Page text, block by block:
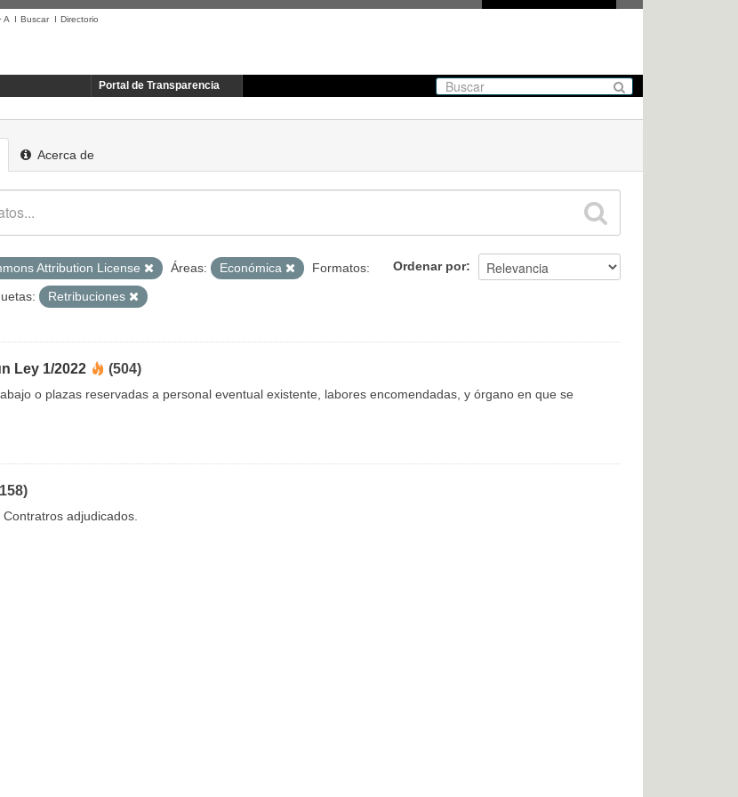
·A I BuscarI Directorio
Portal de Transparencia
Acerca de
Ordenar por
Attribution License Áreas: Económica
Formatos:
Retribuciones
Ley 1/2022 (504)
o plazas reservadas a personal eventual existente, labores encomendadas, y órgano en que se
adjudicados.